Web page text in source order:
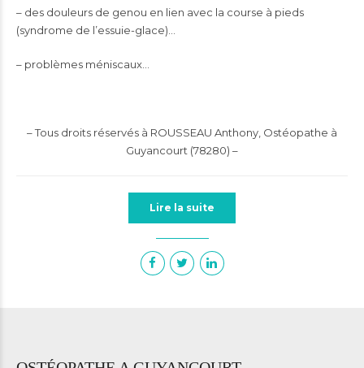
– des douleurs de genou en lien avec la course à pieds
(syndrome de l’essuie-glace)…
– problèmes méniscaux…
– Tous droits réservés à ROUSSEAU Anthony, Ostéopathe à
Guyancourt (78280) –
Lire la suite